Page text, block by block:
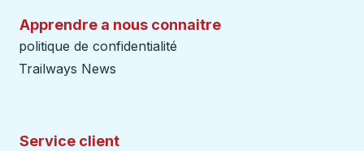
Apprendre a nous connaitre
politique de confidentialité
Trailways News
Service client